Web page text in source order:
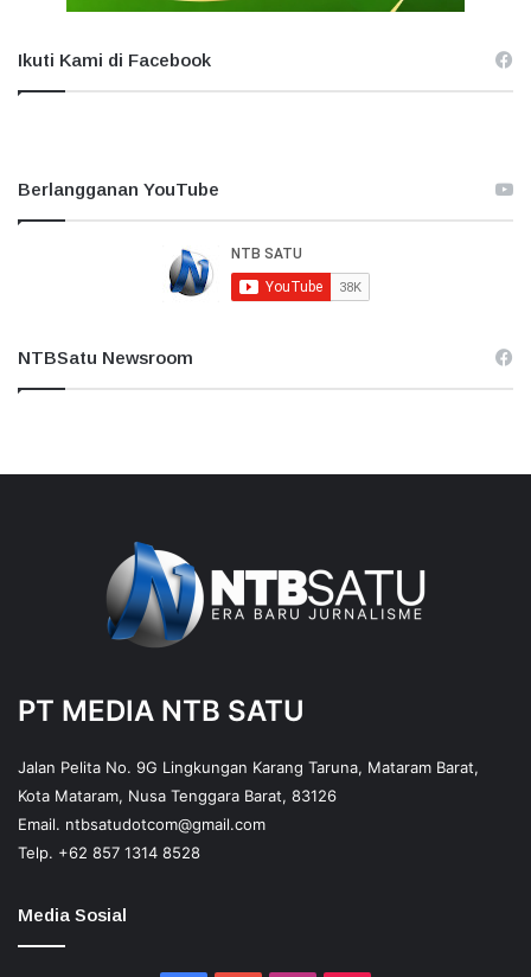
Ikuti Kami di Facebook
Berlangganan YouTube
NTBSatu Newsroom
PT MEDIA NTB SATU
Jalan Pelita No. 9G Lingkungan Karang Taruna, Mataram Barat,
Kota Mataram, Nusa Tenggara Barat, 83126
Email. ntbsatudotcom@gmail.com
Telp. +62 857 1314 8528
Media Sosial